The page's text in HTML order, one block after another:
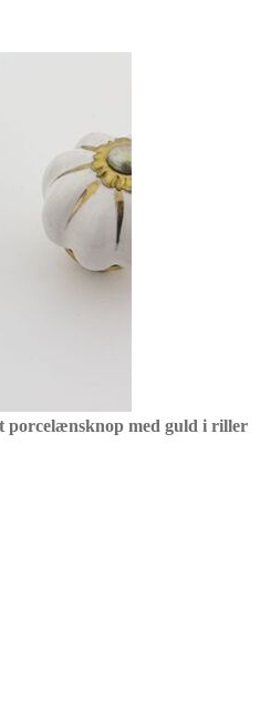
porcelænsknop med guld i riller